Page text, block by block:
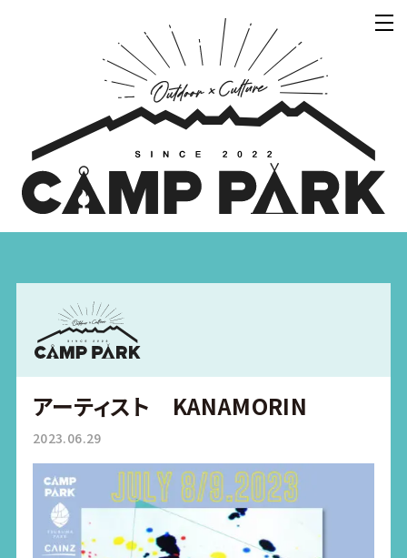
アーティスト KANAMORIN
2023.06.29